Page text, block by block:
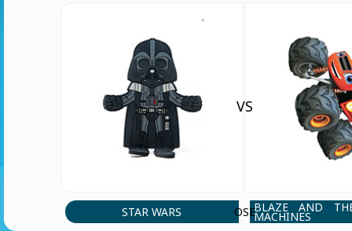
STAR WARS
VS
OSEBLAZE AND
MACHINES